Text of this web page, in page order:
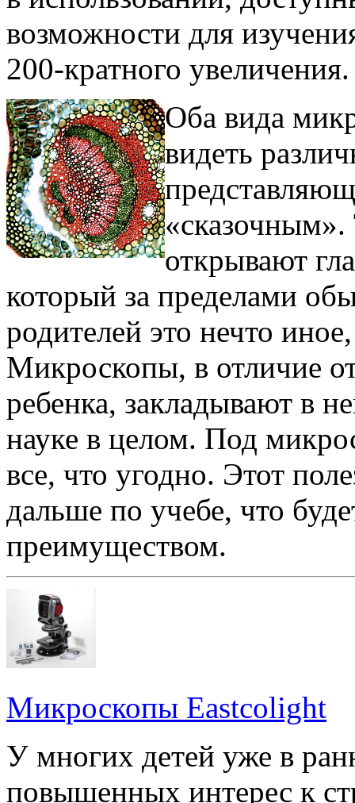
возможности для
200-кратного
Оба вида
видеть
открывают
который за пределами
родителей это нечто
Микроскопы, в отличие
ребенка, закладывают в
науке в целом. Под
все, что угодно. Этот
дальше по учебе, что
преимуществом.
Микроскопы Eastcolight
У многих детей уже в
повышенных интерес к